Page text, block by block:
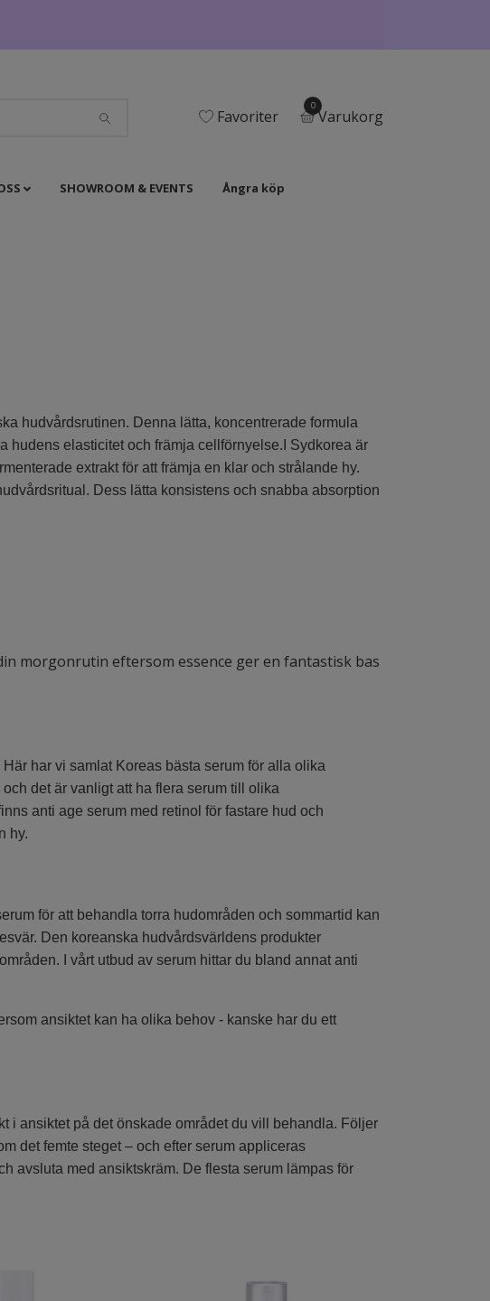
Favoriter
0
Varukorg
SHOWROOM & EVENTS Ångra köp
hudvårdsrutinen. Denna lätta, koncentrerade formula
hudens elasticitet och främja cellförnyelse.I Sydkorea är
extrakt för att främja en klar och strålande hy.
Dess lätta konsistens och snabba absorption
morgonrutin eftersom essence ger en fantastisk bas
har vi samlat Koreas bästa serum för alla olika
det är vanligt att ha flera serum till olika
anti age serum med retinol för fastare hud och
hy.
för att behandla torra hudområden och sommartid kan
Den koreanska hudvårdsvärldens produkter
I vårt utbud av serum hittar du bland annat anti
ansiktet kan ha olika behov - kanske har du ett
i ansiktet på det önskade området du vill behandla. Följer
det femte steget – och efter serum appliceras
avsluta med ansiktskräm. De flesta serum lämpas för